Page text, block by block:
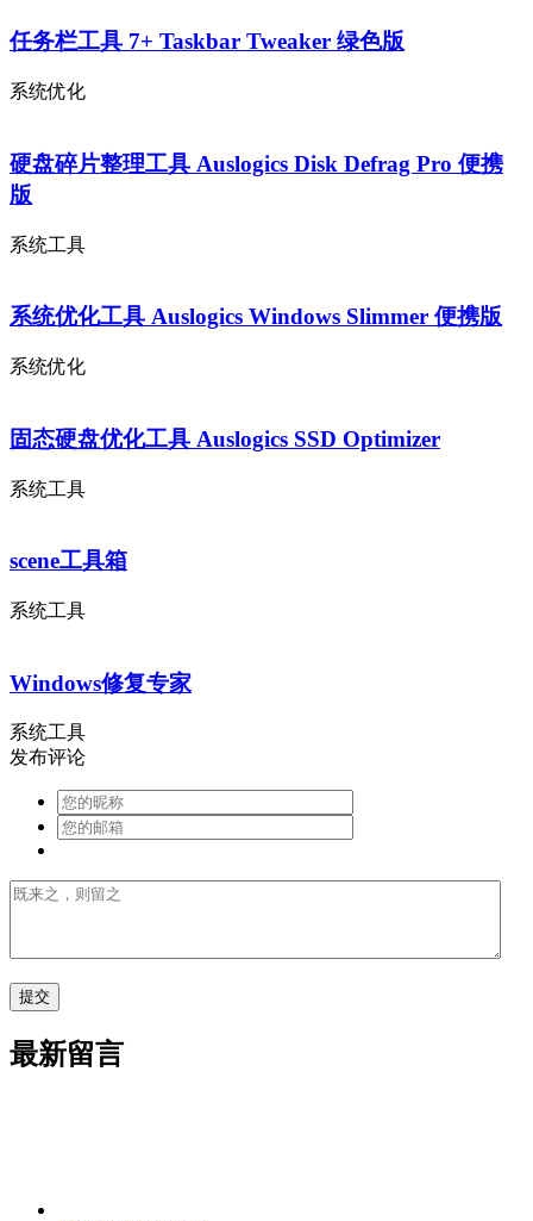
任务栏工具 7+ Taskbar Tweaker 绿色版
系统优化
硬盘碎片整理工具 Auslogics Disk Defrag Pro 便携
版
系统工具
系统优化工具 Auslogics Windows Slimmer 便携版
系统优化
固态硬盘优化工具 Auslogics SSD Optimizer
系统工具
scene工具箱
系统工具
Windows修复专家
系统工具
发布评论
最新留言